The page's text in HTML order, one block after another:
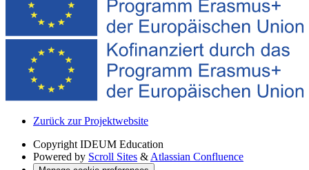
Zurück zur Projektwebsite
Copyright IDEUM Education
Powered by Scroll Sites & Atlassian Confluence